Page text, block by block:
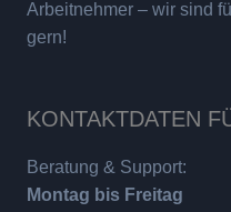
Arbeitnehmer – wir sind
gern!
KONTAKTDATEN
Beratung & Support:
Montag bis Freitag